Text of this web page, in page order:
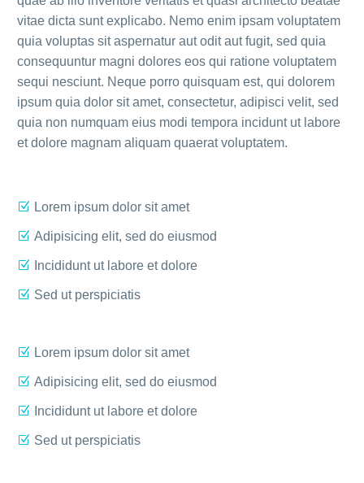
vitae dicta sunt explicabo. Nemo enim ipsam voluptatem
quia voluptas sit aspernatur aut odit aut fugit, sed quia
consequuntur magni dolores eos qui ratione voluptatem
sequi nesciunt. Neque porro quisquam est, qui dolorem
ipsum quia dolor sit amet, consectetur, adipisci velit, sed
quia non numquam eius modi tempora incidunt ut labore
et dolore magnam aliquam quaerat voluptatem.
Lorem ipsum dolor sit amet
Adipisicing elit, sed do eiusmod
Incididunt ut labore et dolore
Sed ut perspiciatis
Lorem ipsum dolor sit amet
Adipisicing elit, sed do eiusmod
Incididunt ut labore et dolore
Sed ut perspiciatis